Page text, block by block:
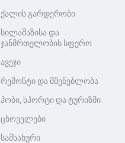
ქალის გარდერობი
სილამაზისა და
ჯანმრთელობის სფერო
ავეჯი
რემონტი და მშენებლობა
ჰობი, სპორტი და ტურიზმი
ცხოველები
სამსახური